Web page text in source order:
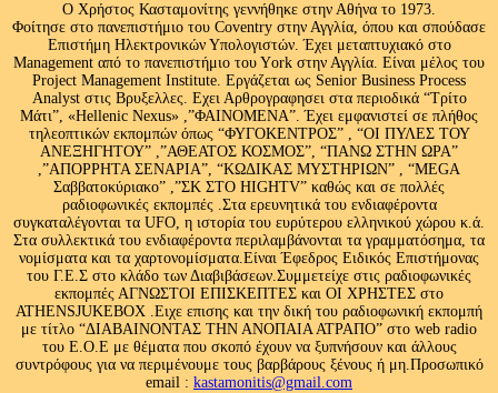
Ο Χρήστος Κασταμονίτης γεννήθηκε στην Αθήνα το 1973.
Φοίτησε στο πανεπιστήμιο του Coventry στην Αγγλία, όπου και σπούδασε
Επιστήμη Ηλεκτρονικών Υπολογιστών. Έχει μεταπτυχιακό στο
Management από το πανεπιστήμιο του Υork στην Αγγλία. Είναι μέλος του
Project Management Institute. Εργάζεται ως Senior Business Process
Analyst στις Βρυξελλες. Εχει Αρθρογραφησει στα περιοδικά “Τρίτο
Μάτι”, «Hellenic Nexus» ,”ΦΑΙΝΟΜΕΝΑ”. Έχει εμφανιστεί σε πλήθος
τηλεοπτικών εκπομπών όπως “ΦΥΓΟΚΕΝΤΡΟΣ” , “ΟΙ ΠΥΛΕΣ ΤΟΥ
ΑΝΕΞΗΓΗΤΟΥ” ,”ΑΘΕΑΤΟΣ ΚΟΣΜΟΣ”, “ΠΑΝΩ ΣΤΗΝ ΩΡΑ”
,”ΑΠΟΡΡΗΤΑ ΣΕΝΑΡΙΑ”, “ΚΩΔΙΚΑΣ ΜΥΣΤΗΡΙΩΝ” , “MEGA
Σαββατοκύριακο” ,”ΣΚ ΣΤΟ HIGHTV” καθώς και σε πολλές
ραδιοφωνικές εκπομπές .Στα ερευνητικά του ενδιαφέροντα
συγκαταλέγονται τα UFO, η ιστορία του ευρύτερου ελληνικού χώρου κ.ά.
Στα συλλεκτικά του ενδιαφέροντα περιλαμβάνονται τα γραμματόσημα, τα
νομίσματα και τα χαρτονομίσματα.Είναι Έφεδρος Ειδικός Επιστήμονας
του Γ.Ε.Σ στο κλάδο των Διαβιβάσεων.Συμμετείχε στις ραδιοφωνικές
εκπομπές ΑΓΝΩΣΤΟΙ ΕΠΙΣΚΕΠΤΕΣ και ΟΙ ΧΡΗΣΤΕΣ στο
ATHENSJUKEBOX .Ειχε επισης και την δική του ραδιοφωνική εκπομπή
με τίτλο “ΔΙΑΒΑΙΝΟΝΤΑΣ ΤΗΝ ΑΝΟΠΑΙΑ ΑΤΡΑΠΟ” στο web radio
του Ε.Ο.Ε με θέματα που σκοπό έχουν να ξυπνήσουν και άλλους
συντρόφους για να περιμένουμε τους βαρβάρους ξένους ή μη.Προσωπικό
email : kastamonitis@gmail.com